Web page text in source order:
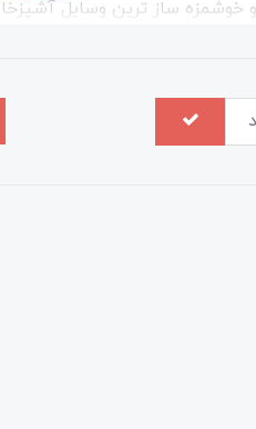
خوشمزه ساز ترین وسایل
بعضی از ساندویچ سازها دو تا
ساز را با قیمت‌ اقتصادی و
سازهای پارس خزر از